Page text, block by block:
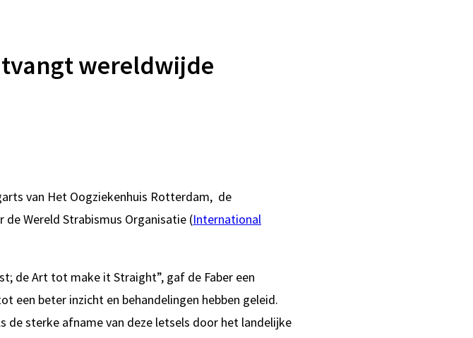
wereldwijde
van Het Oogziekenhuis Rotterdam, de
de Wereld Strabismus Organisatie (International
de Art tot make it Straight”, gaf de Faber een
een beter inzicht en behandelingen hebben geleid.
de sterke afname van deze letsels door het landelijke